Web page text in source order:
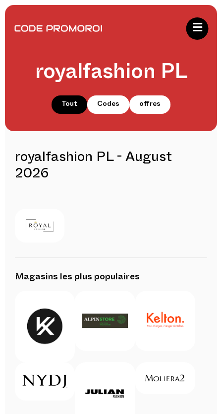
royalfashion PL
Tout Codes offres
royalfashion PL - August
2026
Magasins les plus populaires